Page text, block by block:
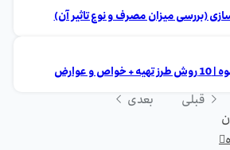
(بررسی میزان مصرف و نوع تاثیر آن)
و عوارض
قبلی
بعدی